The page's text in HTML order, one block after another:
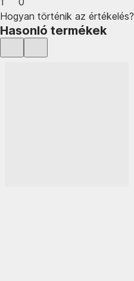
Hogyan történik az értékelés?
Hasonló termékek